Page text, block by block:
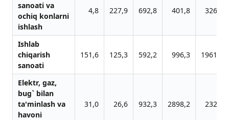
sаnoаti vа
ochiq konlаrni
ishlаsh
4,8 227,9 692,8 401,8 326,9
Ishlab
chiqarish
sanoati
151,6 125,3 592,2 996,3 1961,0
Elektr, gаz,
bug` bilаn
tа'minlаsh vа
hаvoni
31,0 26,6 932,3 2898,2 232,9